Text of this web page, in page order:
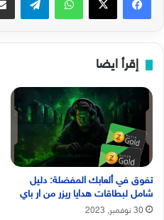
إقرأ ايضا
تفوق في ألعابك المفضلة: دليل
شامل لبطاقات هدايا ريزر من ار باي
30 نوفمبر, 2023